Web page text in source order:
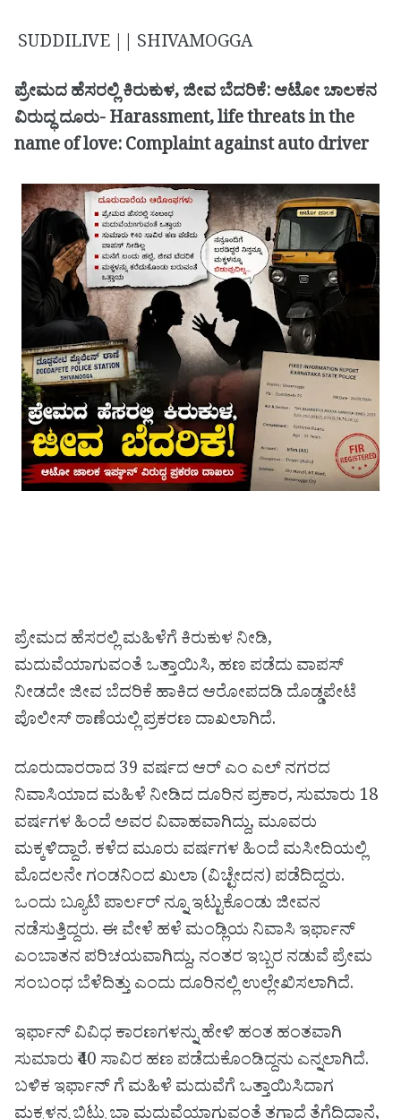
SUDDILIVE || SHIVAMOGGA
ಪ್ರೇಮದ ಹೆಸರಲ್ಲಿ ಕಿರುಕುಳ, ಜೀವ ಬೆದರಿಕೆ: ಆಟೋ ಚಾಲಕನ
ವಿರುದ್ಧ ದೂರು- Harassment, life threats in the
name of love: Complaint against auto driver
ಪ್ರೇಮದ ಹೆಸರಲ್ಲಿ ಮಹಿಳೆಗೆ ಕಿರುಕುಳ ನೀಡಿ,
ಮದುವೆಯಾಗುವಂತೆ ಒತ್ತಾಯಿಸಿ, ಹಣ ಪಡೆದು ವಾಪಸ್
ನೀಡದೇ ಜೀವ ಬೆದರಿಕೆ ಹಾಕಿದ ಆರೋಪದಡಿ ದೊಡ್ಡಪೇಟೆ
ಪೊಲೀಸ್ ಠಾಣೆಯಲ್ಲಿ ಪ್ರಕರಣ ದಾಖಲಾಗಿದೆ.
ದೂರುದಾರರಾದ 39 ವರ್ಷದ ಆರ್ ಎಂ ಎಲ್ ನಗರದ
ನಿವಾಸಿಯಾದ ಮಹಿಳೆ ನೀಡಿದ ದೂರಿನ ಪ್ರಕಾರ, ಸುಮಾರು 18
ವರ್ಷಗಳ ಹಿಂದೆ ಅವರ ವಿವಾಹವಾಗಿದ್ದು, ಮೂವರು
ಮಕ್ಕಳಿದ್ದಾರೆ. ಕಳೆದ ಮೂರು ವರ್ಷಗಳ ಹಿಂದೆ ಮಸೀದಿಯಲ್ಲಿ
ಮೊದಲನೇ ಗಂಡನಿಂದ ಖುಲಾ (ವಿಚ್ಛೇದನ) ಪಡೆದಿದ್ದರು.
ಒಂದು ಬ್ಯೂಟಿ ಪಾರ್ಲರ್ ನ್ನೂ ಇಟ್ಟುಕೊಂಡು ಜೀವನ
ನಡೆಸುತ್ತಿದ್ದರು. ಈ ವೇಳೆ ಹಳೆ ಮಂಡ್ಲಿಯ ನಿವಾಸಿ ಇರ್ಫಾನ್
ಎಂಬಾತನ ಪರಿಚಯವಾಗಿದ್ದು, ನಂತರ ಇಬ್ಬರ ನಡುವೆ ಪ್ರೇಮ
ಸಂಬಂಧ ಬೆಳೆದಿತ್ತು ಎಂದು ದೂರಿನಲ್ಲಿ ಉಲ್ಲೇಖಿಸಲಾಗಿದೆ.
ಇರ್ಫಾನ್ ವಿವಿಧ ಕಾರಣಗಳನ್ನು ಹೇಳಿ ಹಂತ ಹಂತವಾಗಿ
ಸುಮಾರು ₹40 ಸಾವಿರ ಹಣ ಪಡೆದುಕೊಂಡಿದ್ದನು ಎನ್ನಲಾಗಿದೆ.
ಬಳಿಕ ಇರ್ಫಾನ್ ಗೆ ಮಹಿಳೆ ಮದುವೆಗೆ ಒತ್ತಾಯಿಸಿದಾಗ